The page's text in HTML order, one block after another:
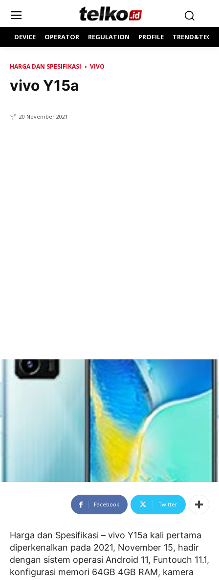
DEVICE OPERATOR REGULATION PROFILE
HARGA DAN SPESIFIKASI VIVO
vivo Y15a
20 November 2021
Facebook Twitter
Harga dan Spesifikasi – vivo Y15a kali pertama
diperkenalkan pada 2021, November 15, hadir
dengan sistem operasi Android 11, Funtouch 11.1,
konfigurasi memori 64GB 4GB RAM, kamera